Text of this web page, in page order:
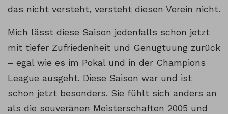
das nicht versteht, versteht diesen Verein nicht.
Mich lässt diese Saison jedenfalls schon jetzt
mit tiefer Zufriedenheit und Genugtuung zurück
– egal wie es im Pokal und in der Champions
League ausgeht. Diese Saison war und ist
schon jetzt besonders. Sie fühlt sich anders an
als die souveränen Meisterschaften 2005 und